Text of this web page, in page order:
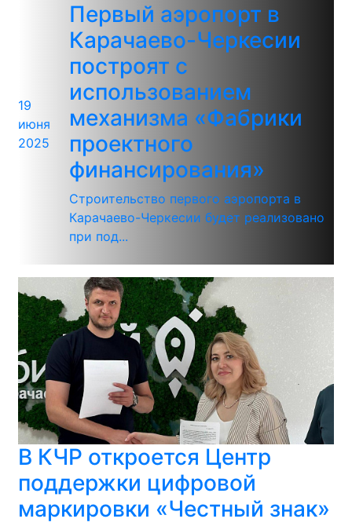
19
июня
2025
Первый аэропорт в
Карачаево-Черкесии
построят с
использованием
механизма «Фабрики
проектного
финансирования»
Строительство первого аэропорта в
Карачаево-Черкесии будет реализовано
при под...
В КЧР откроется Центр
поддержки цифровой
маркировки «Честный знак»